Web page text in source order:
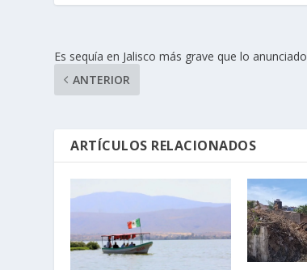
Es sequía en Jalisco más grave que lo anunciado
ANTERIOR
ARTÍCULOS RELACIONADOS